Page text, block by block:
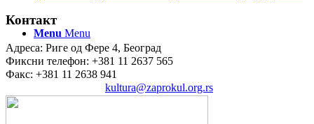
Menu Menu
Контакт
Адреса: Риге од Фере 4, Београд
Фиксни телефон: +381 11 2637 565
Факс: +381 11 2638 941
kultura@zaprokul.org.rs